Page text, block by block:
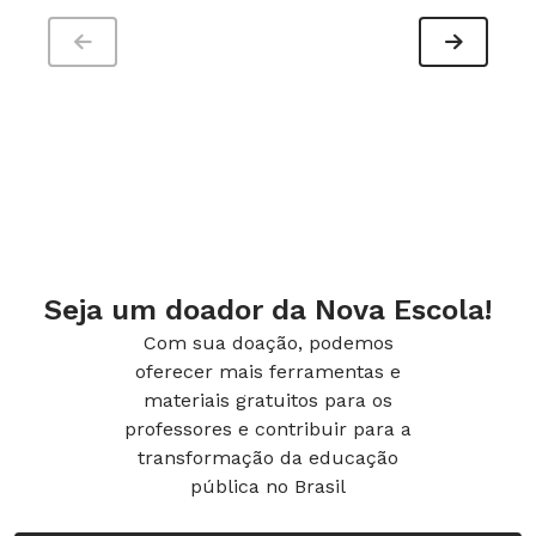
de tempo.
espaço? Notaram que os passes melhoraram?
Que estratégias adotaram? Faça fichas de
observação individuais em cada etapa,
relatando os acertos, as dificuldades e o
comportamento dos alunos.
Seja um doador da Nova Escola!
Com sua doação, podemos
oferecer mais ferramentas e
materiais gratuitos para os
professores e contribuir para a
transformação da educação
pública no Brasil